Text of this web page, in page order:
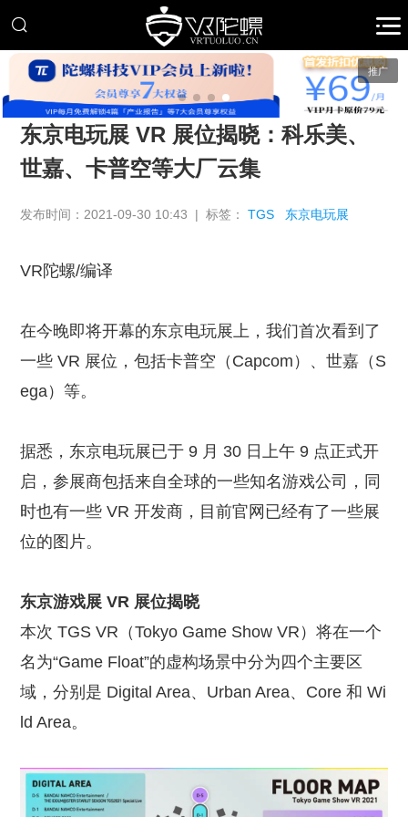
推广
东京电玩展 VR 展位揭晓：科乐美、
世嘉、卡普空等大厂云集
发布时间：2021-09-30 10:43 | 标签：TGS 东京电玩展
VR陀螺/编译
在今晚即将开幕的东京电玩展上，我们首次看到了
一些 VR 展位，包括卡普空（Capcom）、世嘉（S
ega）等。
据悉，东京电玩展已于 9 月 30 日上午 9 点正式开
启，参展商包括来自全球的一些知名游戏公司，同
时也有一些 VR 开发商，目前官网已经有了一些展
位的图片。
东京游戏展 VR 展位揭晓
本次 TGS VR（Tokyo Game Show VR）将在一个
名为“Game Float”的虚构场景中分为四个主要区
域，分别是 Digital Area、Urban Area、Core 和 Wi
ld Area。